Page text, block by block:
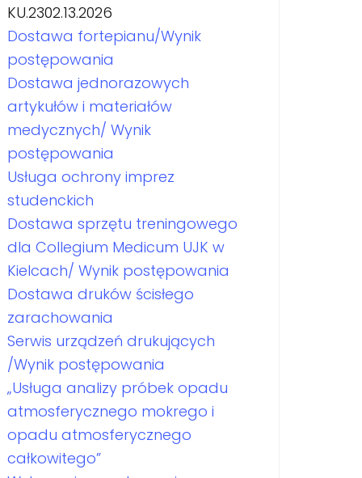
KU.2302.13.2026
Dostawa fortepianu/Wynik
postępowania
Dostawa jednorazowych
artykułów i materiałów
medycznych/ Wynik
postępowania
Usługa ochrony imprez
studenckich
Dostawa sprzętu treningowego
dla Collegium Medicum UJK w
Kielcach/ Wynik postępowania
Dostawa druków ścisłego
zarachowania
Serwis urządzeń drukujących
/Wynik postępowania
„Usługa analizy próbek opadu
atmosferycznego mokrego i
opadu atmosferycznego
całkowitego”